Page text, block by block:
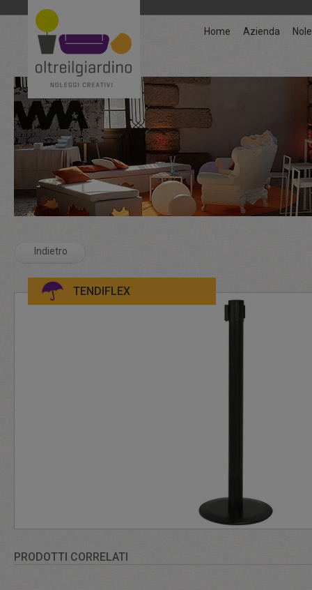
Home Azienda
Indietro
TENDIFLEX
PRODOTTI CORRELATI